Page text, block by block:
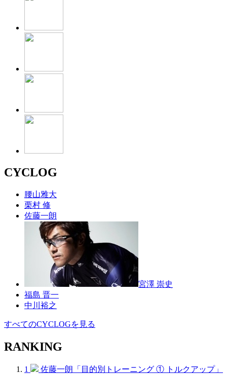
CYCLOG
腰山雅大
栗村 修
佐藤一朗
宮澤 崇史
福島 晋一
中川裕之
すべてのCYCLOGを見る
RANKING
1
佐藤一朗「目的別トレーニング ① トルクアップ」